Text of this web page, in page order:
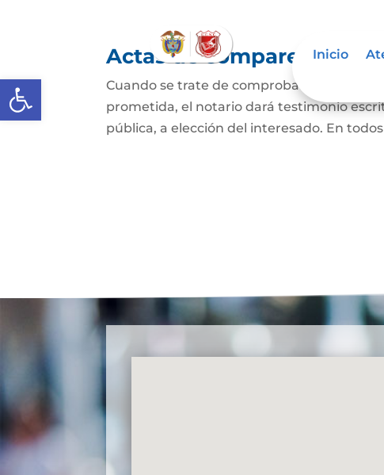
Abrir barra de herramientas
Inicio
Actas de comparecencia
Cuando se trate de comprobar que una
prometida, el notario dará testimonio
pública, a elección del interesado. En